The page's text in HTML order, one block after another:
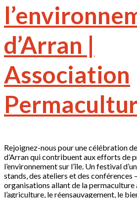
d’Arran |
Association
Rejoignez-nous pour une célébration
d’Arran qui contribuent aux efforts de
l’environnement sur l’île. Un festival
stands, des ateliers et des conférences
organisations allant de la permaculture
l’agriculture, le réensauvagement, le